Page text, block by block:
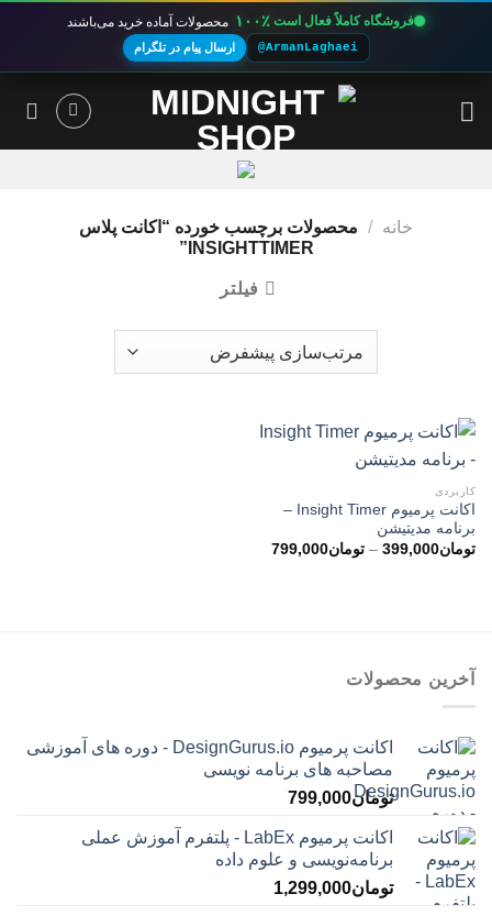
فروشگاه کاملاً فعال است ۱۰۰٪ محصولات آماده خرید می‌باشند
@ArmanLaghaei ارسال پیام در تلگرام
خانه / محصولات برچسب خورده “اکانت پلاس
INSIGHTTIMER”
فیلتر
کاربردی
اکانت پرمیوم Insight Timer –
برنامه مدیتیشن
تومان399,000
– تومان799,000محدوده
آخرین محصولات
اکانت پرمیوم DesignGurus.io - دوره ‌های آموزشی
مصاحبه ‌های برنامه نویسی
تومان799,000
اکانت پرمیوم LabEx - پلتفرم آموزش عملی
برنامه‌نویسی و علوم داده
تومان1,299,000